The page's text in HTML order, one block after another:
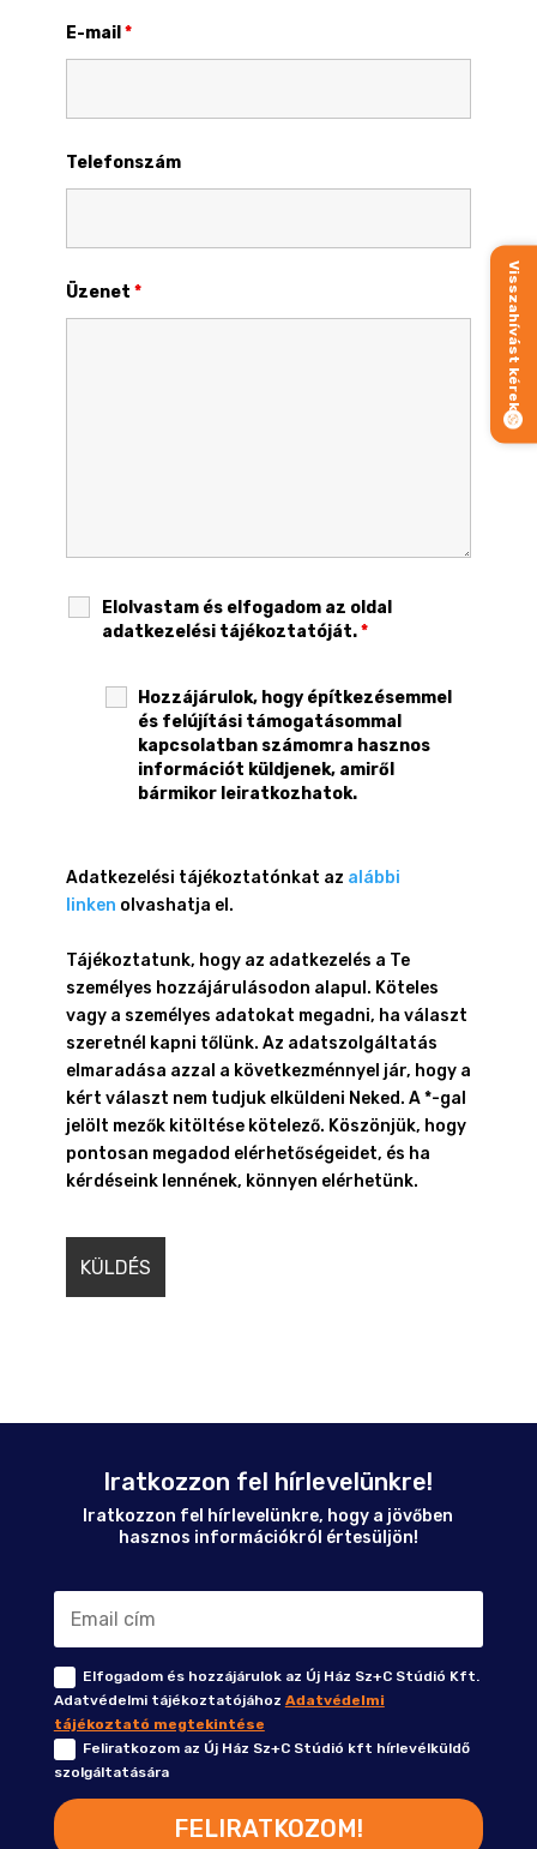
E-mail*
Telefonszám
Üzenet *
Elolvastam és elfogadom az oldal
adatkezelési tájékoztatóját.*
Hozzájárulok, hogy építkezésemmel
és felújítási támogatásommal
kapcsolatban számomra hasznos
információt küldjenek, amiről
bármikor leiratkozhatok.
Adatkezelési tájékoztatónkat az alábbi
linken olvashatja el.
Tájékoztatunk, hogy az adatkezelés a Te
személyes hozzájárulásodon alapul. Köteles
vagy a személyes adatokat megadni, ha választ
szeretnél kapni tőlünk. Az adatszolgáltatás
elmaradása azzal a következménnyel jár, hogy a
kért választ nem tudjuk elküldeni Neked. A *-gal
jelölt mezők kitöltése kötelező. Köszönjük, hogy
pontosan megadod elérhetőségeidet, és ha
kérdéseink lennének, könnyen elérhetünk.
Iratkozzon fel hírlevelünkre!
Iratkozzon fel hírlevelünkre, hogy a jövőben
hasznos információkról értesüljön!
Elfogadom és hozzájárulok az Új Ház Sz+C Stúdió Kft.
Adatvédelmi tájékoztatójához Adatvédelmi
tájékoztató megtekintése
Feliratkozom az Új Ház Sz+C Stúdió kft hírlevélküldő
szolgáltatására
FELIRATKOZOM!
Visszahívást kérek